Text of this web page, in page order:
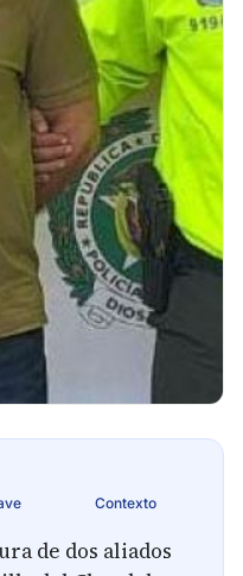
Contexto
de dos aliados